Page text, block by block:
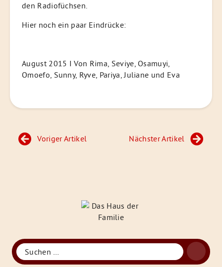
den Radiofüchsen.
Hier noch ein paar Eindrücke:
August 2015 I Von Rima, Seviye, Osamuyi,
Omoefo, Sunny, Ryve, Pariya, Juliane und Eva
Beitragsnavigation
Voriger Artikel Nächster Artikel
Familie
Suche
Suchen
nach: